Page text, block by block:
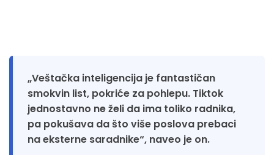
„Veštačka inteligencija je fantastičan
smokvin list, pokriće za pohlepu. Tiktok
jednostavno ne želi da ima toliko radnika,
pa pokušava da što više poslova prebaci
na eksterne saradnike“, naveo je on.